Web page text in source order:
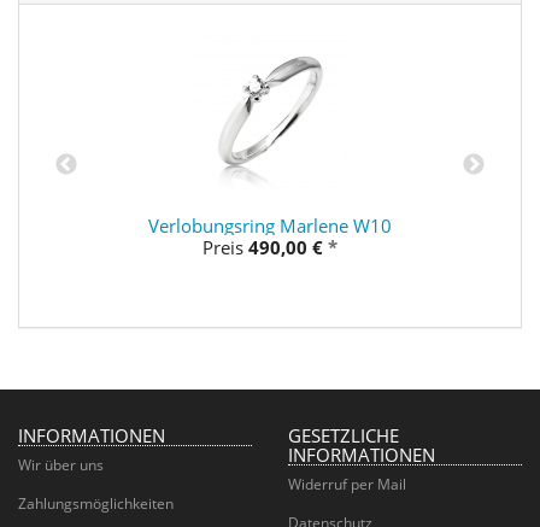
Verlobungsring Marlene W10
Preis 490,00 € *
INFORMATIONEN
Wir über uns
Zahlungsmöglichkeiten
GESETZLICHE
INFORMATIONEN
Widerruf per Mail
Datenschutz